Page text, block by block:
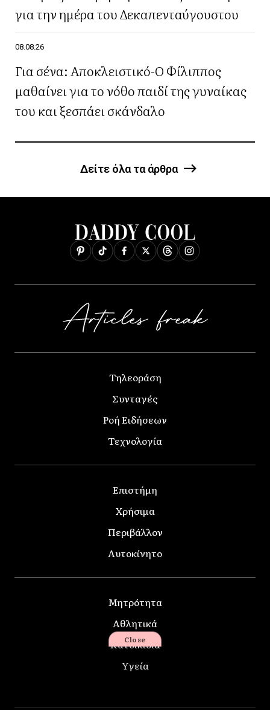
για την ημέρα του Δεκαπενταύγουστου
08.08.26
Για σένα: Αποκλειστικό-Ο Φίλιππος
μαθαίνει για το νόθο παιδί της γυναίκας
του και ξεσπάει σκάνδαλο
Δείτε όλα τα άρθρα
Τηλεοράση
Συνταγές
Ροή Ειδήσεων
Τεχνολογία
Επιστήμη
Χρήσιμα
Περιβάλλον
Αυτοκίνητο
Μητρότητα
Αθλητικά
Κατοικίδια
Υγεία
Close